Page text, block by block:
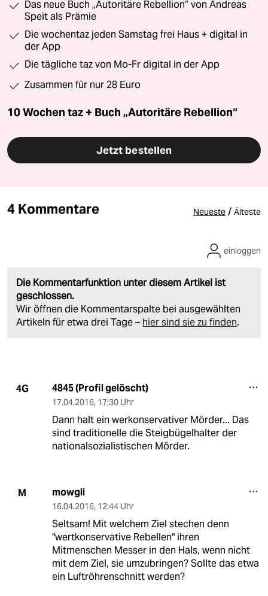
Das neue Buch „Autoritäre Rebellion“ von Andreas
Speit als Prämie
Die wochentaz jeden Samstag frei Haus + digital in
der App
Die tägliche taz von Mo-Fr digital in der App
Zusammen für nur 28 Euro
10 Wochen taz + Buch „Autoritäre Rebellion“
Jetzt bestellen
4 Kommentare Neueste / Älteste
Die Kommentarfunktion unter diesem Artikel ist
geschlossen.
Wir öffnen die Kommentarspalte bei ausgewählten
Artikeln für etwa drei Tage – hier sind sie zu finden.
einloggen
4G 4845 (Profil gelöscht)
17.04.2016, 17:30 Uhr
Dann halt ein werkonservativer Mörder... Das
sind traditionelle die Steigbügelhalter der
nationalsozialistischen Mörder.
M mowgli
16.04.2016, 12:44 Uhr
Seltsam! Mit welchem Ziel stechen denn
"wertkonservative Rebellen" ihren
Mitmenschen Messer in den Hals, wenn nicht
mit dem Ziel, sie umzubringen? Sollte das etwa
ein Luftröhrenschnitt werden?